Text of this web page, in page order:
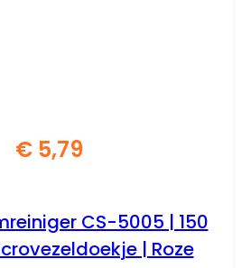
€5,79
CS-5005 | 150
| Roze